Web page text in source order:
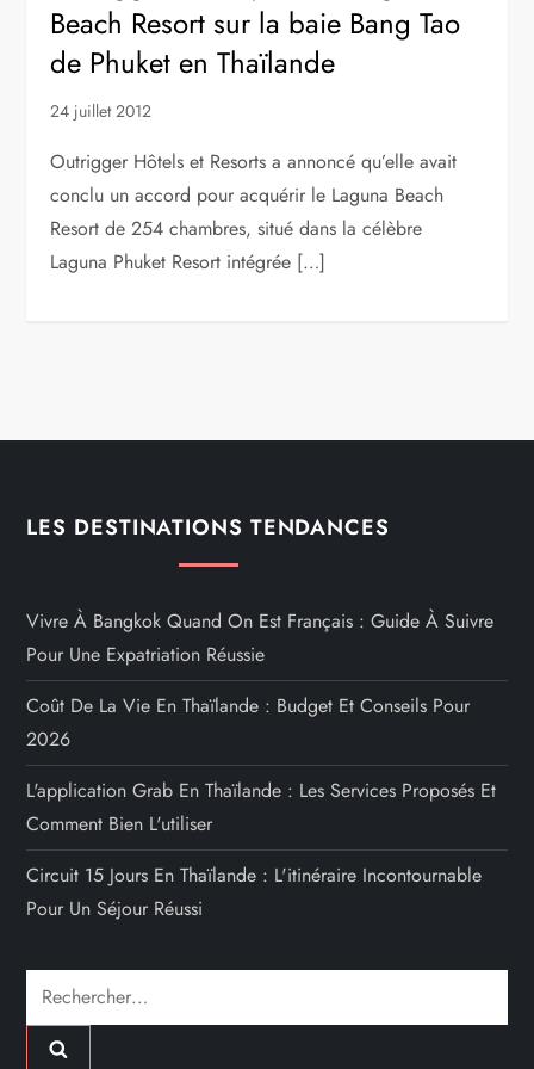
Beach Resort sur la baie Bang Tao
de Phuket en Thaïlande
24 juillet 2012
Outrigger Hôtels et Resorts a annoncé qu’elle avait
conclu un accord pour acquérir le Laguna Beach
Resort de 254 chambres, situé dans la célèbre
Laguna Phuket Resort intégrée […]
LES DESTINATIONS TENDANCES
Vivre À Bangkok Quand On Est Français : Guide À Suivre
Pour Une Expatriation Réussie
Coût De La Vie En Thaïlande : Budget Et Conseils Pour
2026
L'application Grab En Thaïlande : Les Services Proposés Et
Comment Bien L'utiliser
Circuit 15 Jours En Thaïlande : L'itinéraire Incontournable
Pour Un Séjour Réussi
Rechercher :